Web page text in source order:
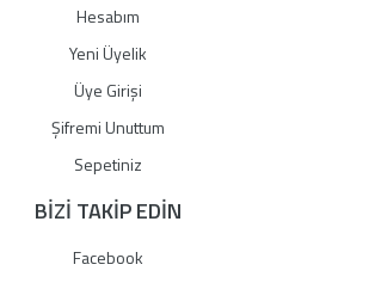
Hesabım
Yeni Üyelik
Üye Girişi
Şifremi Unuttum
Sepetiniz
BİZİ TAKİP EDİN
Facebook